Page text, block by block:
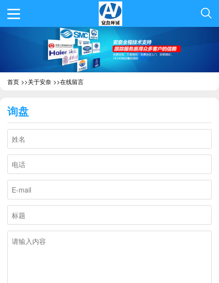
首页 >>关于安奈 >>在线留言
询盘